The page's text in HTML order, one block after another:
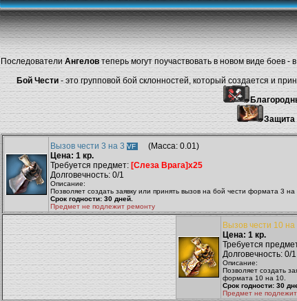
ПоследователиАнгеловтеперь могут поучаствовать в новом виде боев -
Бой Чести- это групповой бой склонностей, который создается и
Защита
Вызов чести 3 на 3 VF
(Масса: 0.01)
Цена: 1 кр.
Требуется предмет: [Слеза Врага]x25
Долговечность: 0/1
Описание:
Позволяет создать заявку или принять вызов на бой чести формата 3 на
Срок годности: 30 дней.
Предмет не подлежит ремонту
Вызов чести 10 на
Цена: 1 кр.
Требуется
Долговечность: 0/1
Описание:
Позволяет создать
формата 10 на 10.
Срок годности: 30
Предмет не